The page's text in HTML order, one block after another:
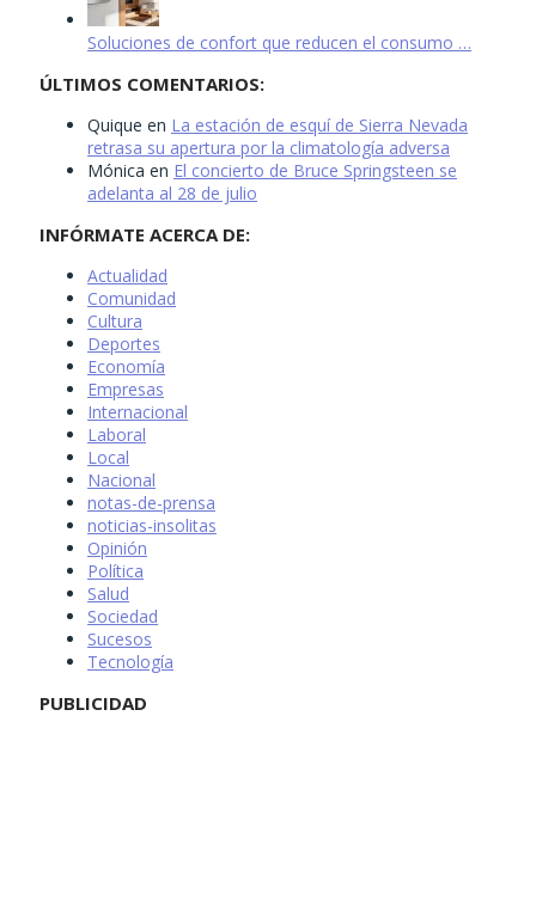
Soluciones de confort que reducen el consumo …
ÚLTIMOS COMENTARIOS:
Quique en La estación de esquí de Sierra Nevada
retrasa su apertura por la climatología adversa
Mónica en El concierto de Bruce Springsteen se
adelanta al 28 de julio
INFÓRMATE ACERCA DE:
Actualidad
Comunidad
Cultura
Deportes
Economía
Empresas
Internacional
Laboral
Local
Nacional
notas-de-prensa
noticias-insolitas
Opinión
Política
Salud
Sociedad
Sucesos
Tecnología
PUBLICIDAD